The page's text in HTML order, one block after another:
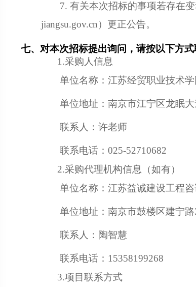
7. 有关本次招标的事项若存在
jiangsu.gov.cn）更正公告。
七、对本次招标提出询问，请按以下方式
1.采购人信息
单位名称：江苏经贸职业技术学
单位地址：南京市江宁区龙眠
联系人：许老师
联系电话：025-52710682
2.采购代理机构信息（如有）
单位名称：江苏益诚建设工程咨
单位地址：南京市鼓楼区建宁
联系人：陶智慧
联系电话：15358199268
3.项目联系方式